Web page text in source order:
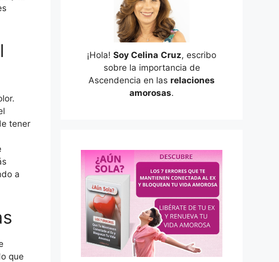
tener
a
que
¡Hola! Soy Celina Cruz, escribo
sobre la importancia de
Ascendencia en las relaciones
amorosas.